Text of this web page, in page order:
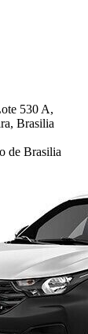
530 A,
Brasilia
de Brasilia